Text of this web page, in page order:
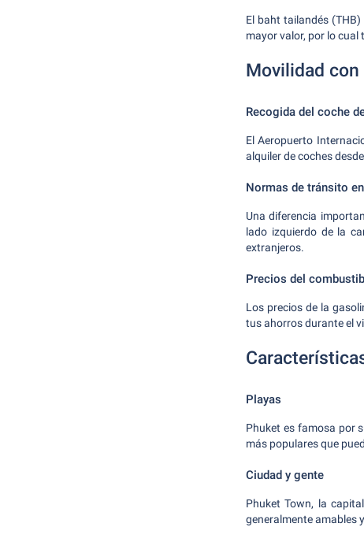
El baht tailandés
mayor valor, por lo
Movilidad
Recogida del coche
El Aeropuerto
alquiler de coches
Normas de tránsito
Una diferencia
lado izquierdo de la
extranjeros.
Precios del
Los precios de la
tus ahorros durante el
Playas
Phuket es famosa por
más populares que
Ciudad y gente
Phuket Town, la
generalmente amables